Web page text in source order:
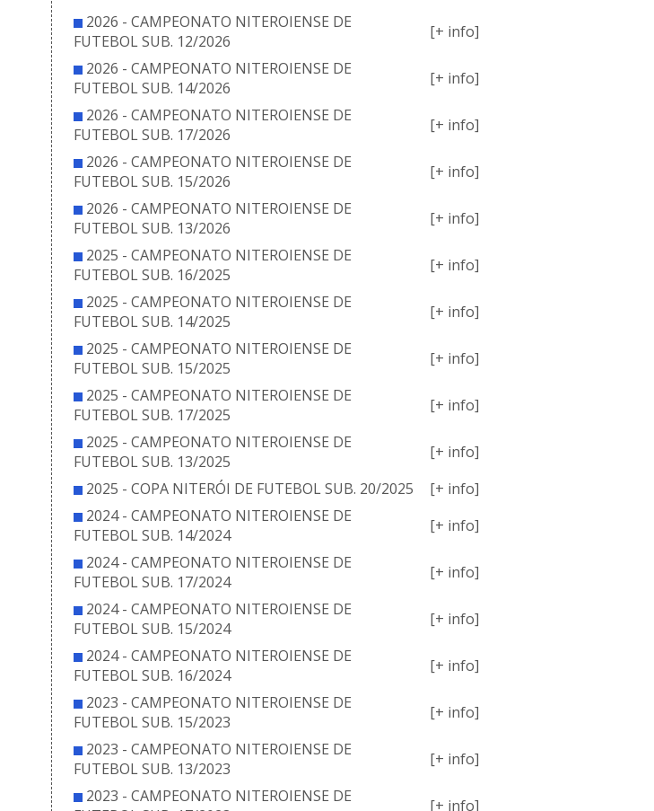
2026 - CAMPEONATO NITEROIENSE DE
FUTEBOL SUB. 12/2026
[+ info]
2026 - CAMPEONATO NITEROIENSE DE
FUTEBOL SUB. 14/2026
[+ info]
2026 - CAMPEONATO NITEROIENSE DE
FUTEBOL SUB. 17/2026
[+ info]
2026 - CAMPEONATO NITEROIENSE DE
FUTEBOL SUB. 15/2026
[+ info]
2026 - CAMPEONATO NITEROIENSE DE
FUTEBOL SUB. 13/2026
[+ info]
2025 - CAMPEONATO NITEROIENSE DE
FUTEBOL SUB. 16/2025
[+ info]
2025 - CAMPEONATO NITEROIENSE DE
FUTEBOL SUB. 14/2025
[+ info]
2025 - CAMPEONATO NITEROIENSE DE
FUTEBOL SUB. 15/2025
[+ info]
2025 - CAMPEONATO NITEROIENSE DE
FUTEBOL SUB. 17/2025
[+ info]
2025 - CAMPEONATO NITEROIENSE DE
FUTEBOL SUB. 13/2025
[+ info]
2025 - COPA NITERÓI DE FUTEBOL SUB. 20/2025
[+ info]
2024 - CAMPEONATO NITEROIENSE DE
FUTEBOL SUB. 14/2024
[+ info]
2024 - CAMPEONATO NITEROIENSE DE
FUTEBOL SUB. 17/2024
[+ info]
2024 - CAMPEONATO NITEROIENSE DE
FUTEBOL SUB. 15/2024
[+ info]
2024 - CAMPEONATO NITEROIENSE DE
FUTEBOL SUB. 16/2024
[+ info]
2023 - CAMPEONATO NITEROIENSE DE
FUTEBOL SUB. 15/2023
[+ info]
2023 - CAMPEONATO NITEROIENSE DE
FUTEBOL SUB. 13/2023
[+ info]
2023 - CAMPEONATO NITEROIENSE DE
[+ info]